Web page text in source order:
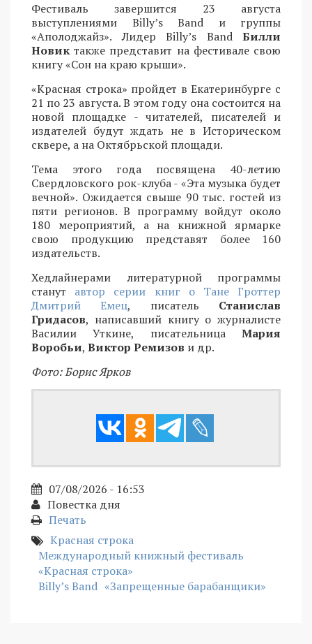
Фестиваль завершится 23 августа
выступлениями Billy’s Band и группы
«Аполоджайз». Лидер Billy’s Band Билли
Новик также представит на фестивале свою
книгу «Сон на краю крыши».
«Красная строка» пройдет в Екатеринбурге с
21 по 23 августа. В этом году она состоится на
новой площадке - читателей, писателей и
издателей будут ждать не в Историческом
сквере, а на Октябрьской площади.
Тема этого года посвящена 40-летию
Свердловского рок-клуба - «Эта музыка будет
вечной». Ожидается свыше 90 тыс. гостей из
пяти регионов. В программу войдут около
180 мероприятий, а на книжной ярмарке
свою продукцию представят более 160
издательств.
Хедлайнерами литературной программы
станут автор серии книг о Тане Гроттер
Дмитрий Емец, писатель Станислав
Гридасов, написавший книгу о журналисте
Василии Уткине, писательница Мария
Воробьи, Виктор Ремизов и др.
Фото: Борис Ярков
07/08/2026 - 16:53
Повестка дня
Печать
Красная строка
Международный книжный фестиваль
«Красная строка»
Billy’s Band «Запрещенные барабанщики»